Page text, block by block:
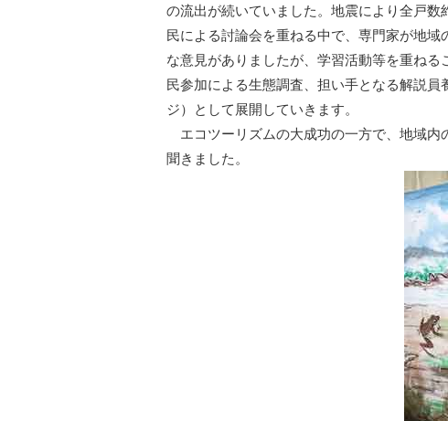
の流出が続いていました。地震により全戸
民による討論会を重ねる中で、専門家が地
な意見がありましたが、学習活動等を重ね
民参加による生態調査、担い手となる解説
ジ）として展開していきます。
エコツーリズムの大成功の一方で、地域内
聞きました。